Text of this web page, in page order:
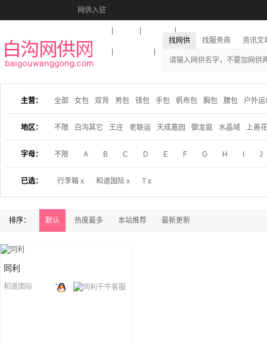
网供入驻
收藏本站
找网供 找服务商 资讯文
主营： 全部 女包 双背 男包 钱包 手包 帆布包 胸包 腰包 户外运
地区： 不限 白沟其它 王庄 老联运 天成嘉园 御龙庭 水晶域 上善
字母： 不限 A B C D E F G H J
已选： 行李箱 x 和道国际 x T x
排序： 默认 热度最多 本站推荐 最新更新
同利
和道国际